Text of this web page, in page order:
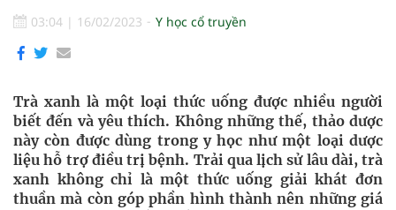
03:04 | 16/02/2023 Y học cổ truyền
Trà xanh là một loại thức uống được nhiều người
biết đến và yêu thích. Không những thế, thảo dược
này còn được dùng trong y học như một loại dược
liệu hỗ trợ điều trị bệnh. Trải qua lịch sử lâu dài, trà
xanh không chỉ là một thức uống giải khát đơn
thuần mà còn góp phần hình thành nên những giá